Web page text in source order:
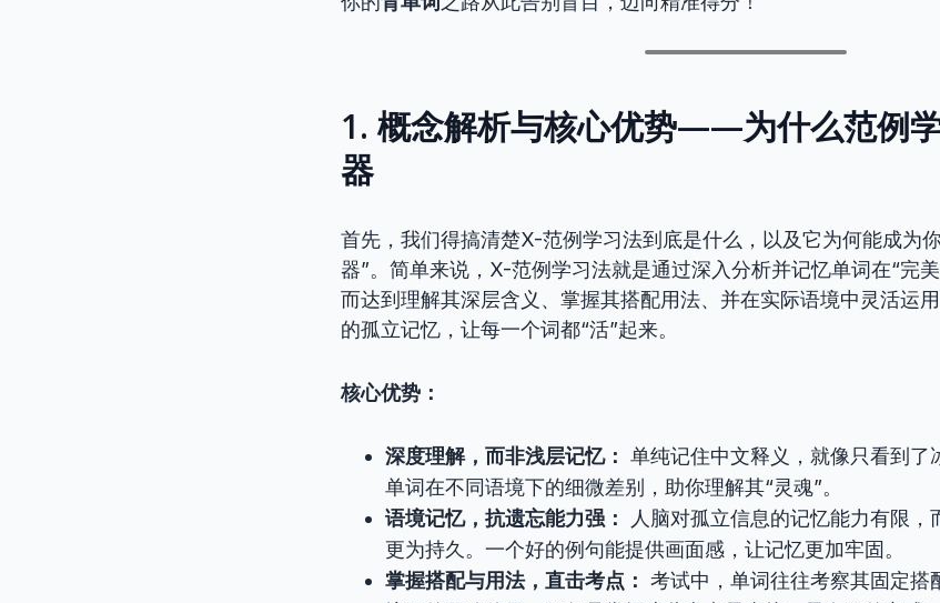
1. 概念解析与核心优势——为什么范例
器
首先，我们得搞清楚X-范例学习法到底是什么，以及它为何能成为
器”。简单来说，X-范例学习法就是通过深入分析并记忆单词在“完
而达到理解其深层含义、掌握其搭配用法、并在实际语境中灵活运
的孤立记忆，让每一个词都“活”起来。
核心优势：
深度理解，而非浅层记忆： 单纯记住中文释义，就像只看到了
单词在不同语境下的细微差别，助你理解其“灵魂”。
语境记忆，抗遗忘能力强：
人脑对孤立信息的记忆能力有限
更为持久。一个好的例句能提供画面感，让记忆更加牢固。
掌握搭配与用法，直击考点： 考试中，单词往往考察其固定搭